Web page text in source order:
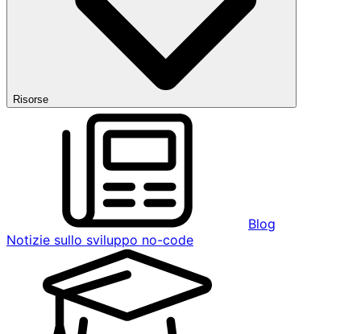
Risorse
Blog
Notizie sullo sviluppo no-code